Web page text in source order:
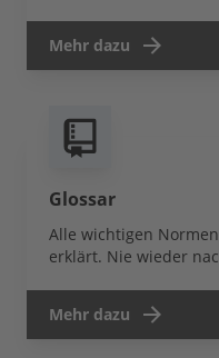
Mehr dazu
Glossar
Alle wichtigen
erklärt. Nie wieder
Mehr dazu